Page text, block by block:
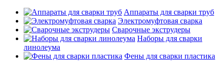
Аппараты для сварки труб
Электромуфтовая сварка
Сварочные экструдеры
Наборы для сварки
линолеума
Фены для сварки пластика